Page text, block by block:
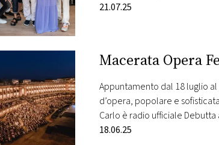
21.07.25
Macerata Opera
Appuntamento dal 18 luglio al
d’opera, popolare e
Carlo è radio ufficiale Debutta
agosto, porterà…
18.06.25